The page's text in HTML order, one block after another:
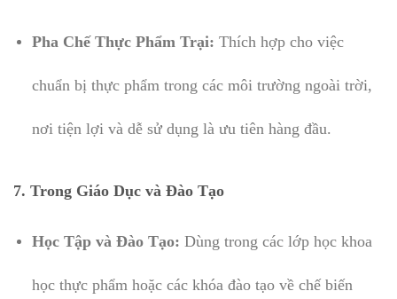
Pha Chế Thực Phẩm Trại: Thích hợp cho việc
chuẩn bị thực phẩm trong các môi trường ngoài trời,
nơi tiện lợi và dễ sử dụng là ưu tiên hàng đầu.
7. Trong Giáo Dục và Đào Tạo
Học Tập và Đào Tạo: Dùng trong các lớp học khoa
học thực phẩm hoặc các khóa đào tạo về chế biến